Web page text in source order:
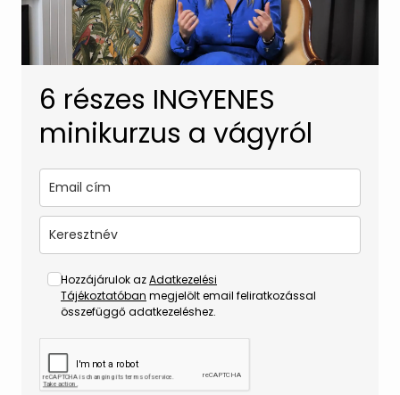
6 részes INGYENES
minikurzus a vágyról
Hozzájárulok azAdatkezelési
Tájékoztatóban megjelölt email feliratkozással
összefüggő adatkezeléshez.